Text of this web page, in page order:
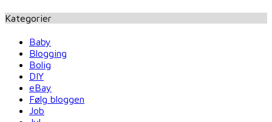
Kategorier
Baby
Blogging
Bolig
DIY
eBay
Følg bloggen
Job